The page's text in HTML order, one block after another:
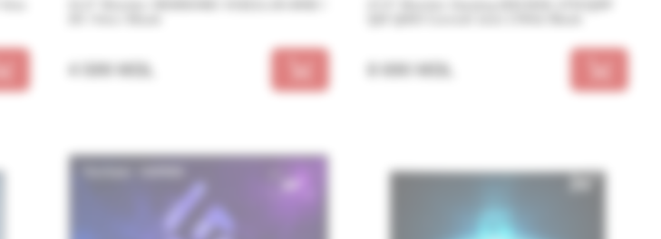
4 599 MDL 8 690 MDL